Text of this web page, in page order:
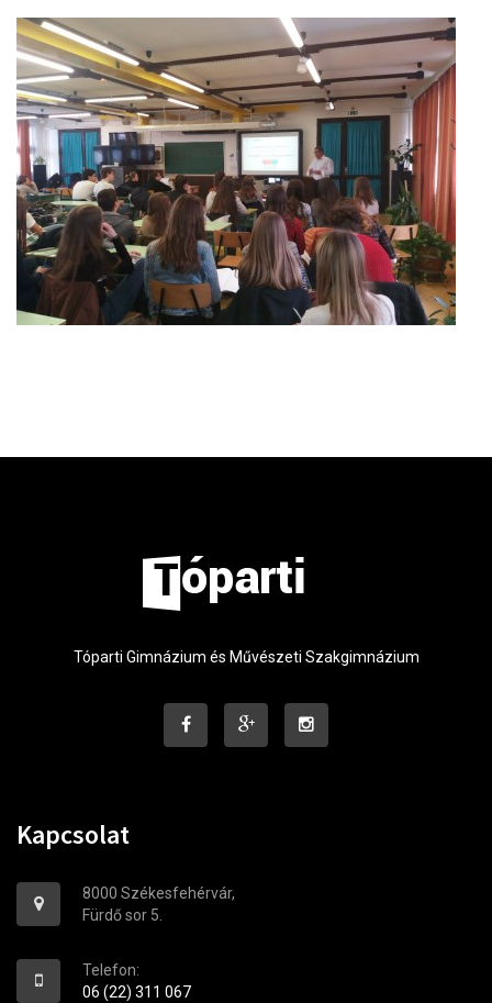
Tóparti Gimnázium és Művészeti Szakgimnázium
Kapcsolat
8000 Székesfehérvár,
Fürdő sor 5.
Telefon:
06 (22) 311 067